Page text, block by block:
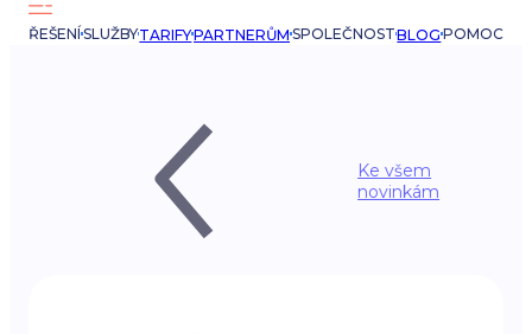
ŘEŠENÍSLUŽBYTARIFYPARTNERŮMSPOLEČNOSTBLOGPOMOC
Ke všem
novinkám